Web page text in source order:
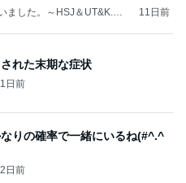
ました。～HSJ＆UT&K.O.
11日前
れた末期な症状
1日前
りの確率で一緒にいるね(#^.^
2日前